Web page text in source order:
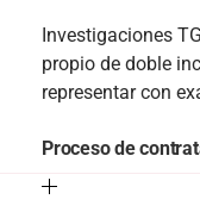
Investigaciones
propio de doble
representar con
Proceso de